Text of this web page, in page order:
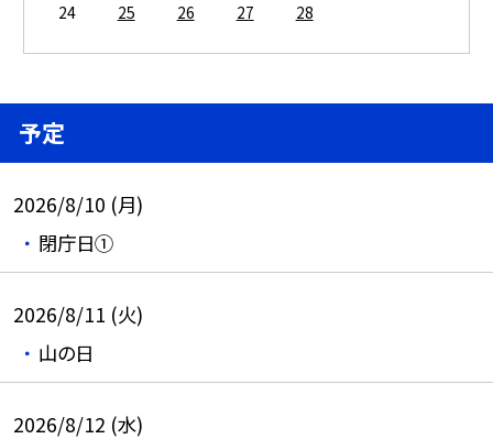
24
25 26 27 28
予定
2026/8/10 (月)
閉庁日①
2026/8/11 (火)
山の日
2026/8/12 (水)